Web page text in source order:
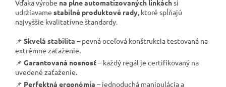
Vďaka výrobe na plne automatizovaných linkáchsi
udržiavame stabilné produktové rady , ktoré spĺňajú
najvyššie kvalitatívne štandardy.
📌 Skvelá stabilita – pevná oceľová konštrukcia testovaná na
extrémne zaťaženie.
📌 Garantovaná nosnosť– každý regál je certifikovaný na
uvedené zaťaženie.
📌 Perfektná ergonómia – jednoduchá manipulácia a